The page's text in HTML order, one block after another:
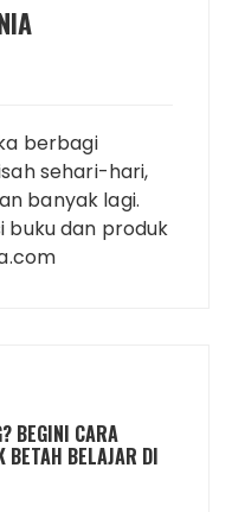
berbagi
sehari-hari,
banyak lagi.
buku dan produk
BEGINI CARA
BETAH BELAJAR DI